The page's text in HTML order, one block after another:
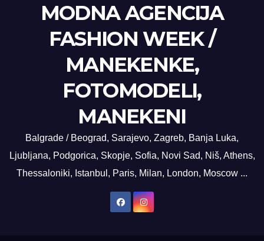
MODNA AGENCIJA
FASHION WEEK /
MANEKENKE,
FOTOMODELI,
MANEKENI
Balgrade / Beograd, Sarajevo, Zagreb, Banja Luka,
Ljubljana, Podgorica, Skopje, Sofia, Novi Sad, Niš, Athens,
Thessaloniki, Istanbul, Paris, Milan, London, Moscow ...